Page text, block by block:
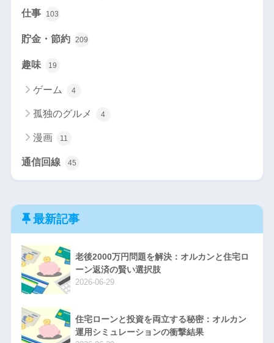
仕事 103
貯金・節約 209
趣味 19
ゲーム 4
孤独のグルメ 4
漫画 11
通信回線 45
最新記事
老後2000万円問題を解決：オルカンと住宅ロ
ーン返済の賢い選択肢
2026-06-29
住宅ローンと投資を両立する秘密：オルカン
運用シミュレーションの衝撃結果